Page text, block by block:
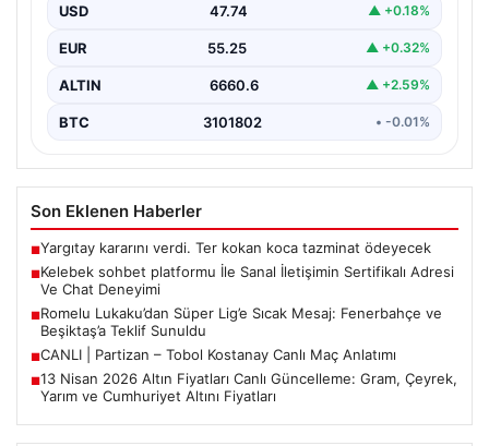
Sanal ortamında insanların güvenli bir biçimde iletişim
USD 47.74 ▲ +0.18%
EUR 55.25 ▲ +0.32%
ALTIN 6660.6 ▲ +2.59%
BTC 3101802 • -0.01%
Son Eklenen Haberler
■Yargıtay kararını verdi. Ter kokan koca tazminat ödeyecek
■Kelebek sohbet platformu İle Sanal İletişimin Sertifikalı Adresi
Ve Chat Deneyimi
■Romelu Lukaku’dan Süper Lig’e Sıcak Mesaj: Fenerbahçe ve
Beşiktaş’a Teklif Sunuldu
■CANLI | Partizan – Tobol Kostanay Canlı Maç Anlatımı
■13 Nisan 2026 Altın Fiyatları Canlı Güncelleme: Gram, Çeyrek,
Yarım ve Cumhuriyet Altını Fiyatları